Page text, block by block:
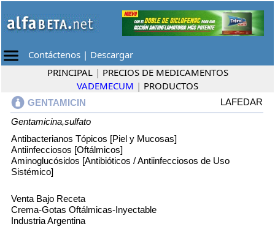
Contáctenos | Descargar
PRINCIPAL | PRECIOS DE MEDICAMENTOS
VADEMECUM | PRODUCTOS
GENTAMICIN
LAFEDAR
Gentamicina,sulfato
Antibacterianos Tópicos [Piel y Mucosas]
Antiinfecciosos [Oftálmicos]
Aminoglucósidos [Antibióticos / Antiinfecciosos de Uso
Sistémico]
Venta Bajo Receta
Crema-Gotas Oftálmicas-Inyectable
Industria Argentina